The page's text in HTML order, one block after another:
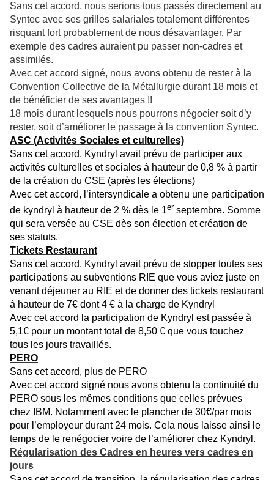
Sans cet accord, nous serions tous passés directement au
Syntec avec ses grilles salariales totalement différentes
risquant fort probablement de nous désavantager. Par
exemple des cadres auraient pu passer non-cadres et
assimilés.
Avec cet accord signé, nous avons obtenu de rester à la
Convention Collective de la Métallurgie durant 18 mois et
de bénéficier de ses avantages !!
18 mois durant lesquels nous pourrons négocier soit d’y
rester, soit d’améliorer le passage à la convention Syntec.
ASC (Activités Sociales et culturelles)
Sans cet accord, Kyndryl avait prévu de participer aux
activités culturelles et sociales à hauteur de 0,8 % à partir
de la création du CSE (après les élections)
Avec cet accord, l’intersyndicale a obtenu une participation
de kyndryl à hauteur de 2 % dès le 1er septembre. Somme
qui sera versée au CSE dès son élection et création de
ses statuts.
Tickets Restaurant
Sans cet accord, Kyndryl avait prévu de stopper toutes ses
participations au subventions RIE que vous aviez juste en
venant déjeuner au RIE et de donner des tickets restaurant
à hauteur de 7€ dont 4 € à la charge de Kyndryl
Avec cet accord la participation de Kyndryl est passée à
5,1€ pour un montant total de 8,50 € que vous touchez
tous les jours travaillés.
PERO
Sans cet accord, plus de PERO
Avec cet accord signé nous avons obtenu la continuité du
PERO sous les mêmes conditions que celles prévues
chez IBM. Notamment avec le plancher de 30€/par mois
pour l’employeur durant 24 mois. Cela nous laisse ainsi le
temps de le renégocier voire de l’améliorer chez Kyndryl.
Régularisation des Cadres en heures vers cadres en
jours